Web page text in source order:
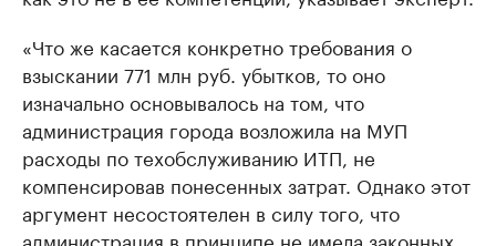
«Что же касается конкретно требования о
взыскании 771 млн руб. убытков, то оно
изначально основывалось на том, что
администрация города возложила на МУП
расходы по техобслуживанию ИТП, не
компенсировав понесенных затрат. Однако этот
аргумент несостоятелен в силу того, что
администрация в принципе не имела законных